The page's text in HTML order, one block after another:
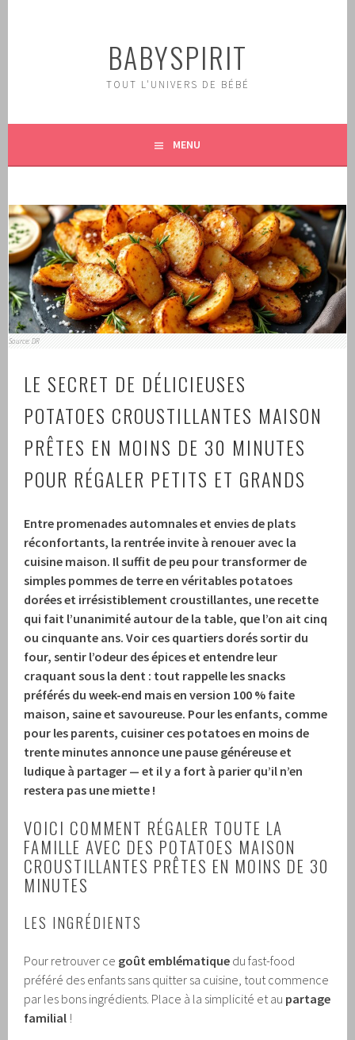
BABYSPIRIT
TOUT L'UNIVERS DE BÉBÉ
MENU
Source: DR
LE SECRET DE DÉLICIEUSES
POTATOES CROUSTILLANTES MAISON
PRÊTES EN MOINS DE 30 MINUTES
POUR RÉGALER PETITS ET GRANDS
Entre promenades automnales et envies de plats
réconfortants, la rentrée invite à renouer avec la
cuisine maison. Il suffit de peu pour transformer de
simples pommes de terre en véritables potatoes
dorées et irrésistiblement croustillantes, une recette
qui fait l’unanimité autour de la table, que l’on ait cinq
ou cinquante ans. Voir ces quartiers dorés sortir du
four, sentir l’odeur des épices et entendre leur
craquant sous la dent : tout rappelle les snacks
préférés du week-end mais en version 100 % faite
maison, saine et savoureuse. Pour les enfants, comme
pour les parents, cuisiner ces potatoes en moins de
trente minutes annonce une pause généreuse et
ludique à partager — et il y a fort à parier qu’il n’en
restera pas une miette !
VOICI COMMENT RÉGALER TOUTE LA
FAMILLE AVEC DES POTATOES MAISON
CROUSTILLANTES PRÊTES EN MOINS DE 30
MINUTES
LES INGRÉDIENTS
Pour retrouver ce goût emblématique du fast-food
préféré des enfants sans quitter sa cuisine, tout commence
par les bons ingrédients. Place à la simplicité et au partage
familial !